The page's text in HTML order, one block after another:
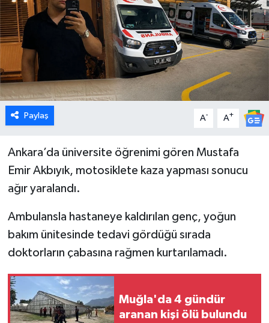
Paylaş A- A+
Ankara’da üniversite öğrenimi gören Mustafa
Emir Akbıyık, motosiklete kaza yapması sonucu
ağır yaralandı.
Ambulansla hastaneye kaldırılan genç, yoğun
bakım ünitesinde tedavi gördüğü sırada
doktorların çabasına rağmen kurtarılamadı.
Muğla'da 4 gündür
aranan kişi ölü bulundu
Emet
Foto Galeri
Gediz
Genel
Hisarcık
İlçeler
Kültür Sanat
Kütahya
Magazin